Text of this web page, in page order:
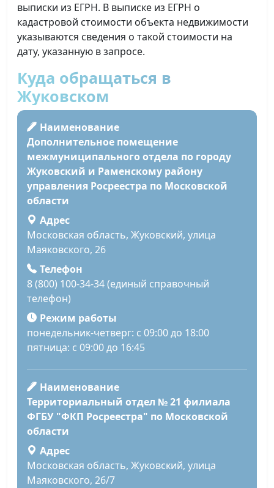
выписки из ЕГРН. В выписке из ЕГРН о
кадастровой стоимости объекта недвижимости
указываются сведения о такой стоимости на
дату, указанную в запросе.
Куда обращаться в
Жуковском
Наименование
Дополнительное помещение
межмуниципального отдела по городу
Жуковский и Раменскому району
управления Росреестра по Московской
области
Адрес
Московская область, Жуковский, улица
Маяковского, 26
Телефон
8 (800) 100-34-34 (единый справочный
телефон)
Режим работы
понедельник-четверг: с 09:00 до 18:00
пятница: с 09:00 до 16:45
Наименование
Территориальный отдел № 21 филиала
ФГБУ "ФКП Росреестра" по Московской
области
Адрес
Московская область, Жуковский, улица
Маяковского, 26/7